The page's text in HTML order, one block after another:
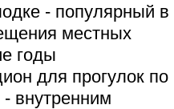
- популярный в
местных
годы
для прогулок по
- внутренним